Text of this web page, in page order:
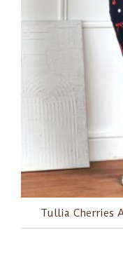
Tullia Cherries